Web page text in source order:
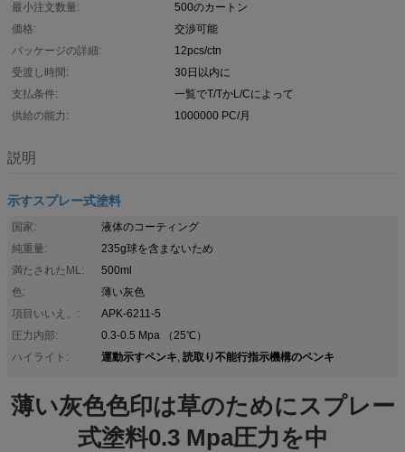
最小注文数量:
500のカートン
価格:
交渉可能
パッケージの詳細:
12pcs/ctn
受渡し時間:
30日以内に
支払条件:
一覧でT/TかL/Cによって
供給の能力:
1000000 PC/月
説明
示すスプレー式塗料
国家:
液体のコーティング
純重量:
235g球を含まないため
満たされたML:
500ml
色:
薄い灰色
項目いいえ。:
APK-6211-5
圧力内部:
0.3-0.5 Mpa （25℃）
ハイライト:
運動示すペンキ, 読取り不能行指示機構のペンキ
薄い灰色色印は草のためにスプレー
式塗料0.3 Mpa圧力を中